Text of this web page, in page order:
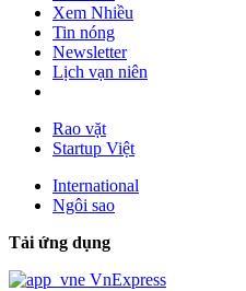
Xem Nhiều
Tin nóng
Newsletter
Lịch vạn niên
Rao vặt
Startup Việt
International
Ngôi sao
Tải ứng dụng
VnExpress